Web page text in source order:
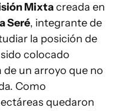
Mixtacreada en
Seré, integrante de
la posición de
colocado
un arroyo que no
Como
quedaron